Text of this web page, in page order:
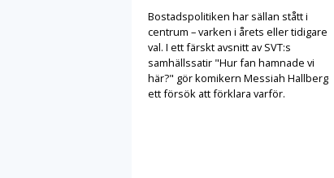
Bostadspolitiken har sällan stått i
centrum – varken i årets eller tidigare
val. I ett färskt avsnitt av SVT:s
samhällssatir "Hur fan hamnade vi
här?" gör komikern Messiah Hallberg
ett försök att förklara varför.